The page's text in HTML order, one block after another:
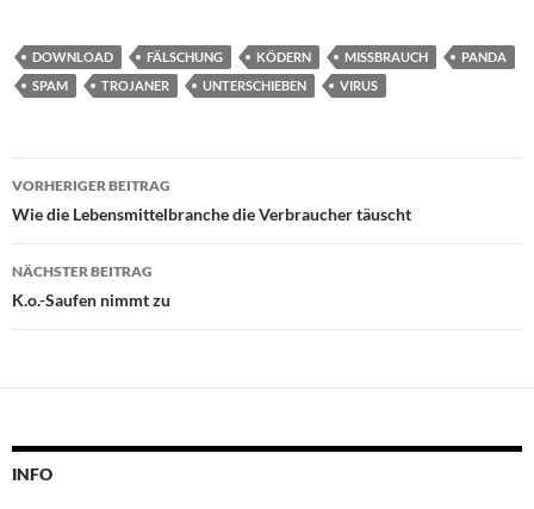
DOWNLOAD FÄLSCHUNG KÖDERN MISSBRAUCH
PANDA
SPAM
TROJANER UNTERSCHIEBEN VIRUS
Beitragsnavigation
VORHERIGER BEITRAG
Wie die Lebensmittelbranche die Verbraucher täuscht
NÄCHSTER BEITRAG
K.o.-Saufen nimmt zu
INFO